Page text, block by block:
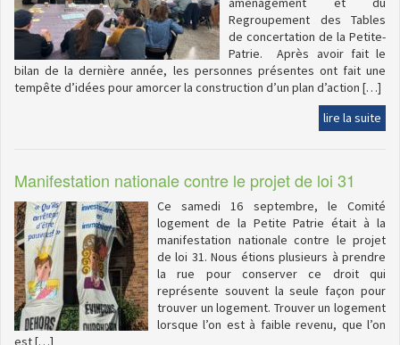
Regroupement des Tables
de concertation de la Petite-
Patrie. Après avoir fait le
bilan de la dernière année, les personnes présentes ont fait une
tempête d’idées pour amorcer la construction d’un plan d’action […]
lire la suite
Manifestation nationale contre le projet de loi 31
Ce samedi 16 septembre, le Comité
logement de la Petite Patrie était à la
manifestation nationale contre le projet
de loi 31. Nous étions plusieurs à prendre
la rue pour conserver ce droit qui
représente souvent la seule façon pour
trouver un logement. Trouver un logement
lorsque l’on est à faible revenu, que l’on
est […]